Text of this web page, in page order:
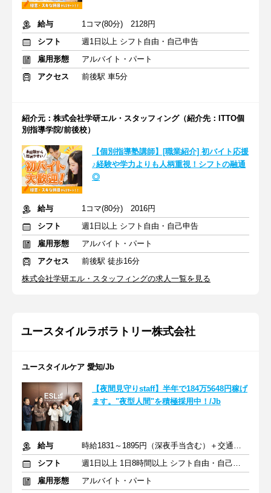
給与
1コマ(80分) 2128円
シフト
週1日以上 シフト自由・自己申告
雇用形態
アルバイト・パート
アクセス
前後駅 車5分
紹介元：株式会社学研エル・スタッフィング（紹介先：ITTO個
別指導学院/前後校）
【個別指導塾講師】[職業紹介] 初バイト応援
♪経験や学力よりも人柄重視！シフトの融通
◎
給与
1コマ(80分) 2016円
シフト
週1日以上 シフト自由・自己申告
雇用形態
アルバイト・パート
アクセス
前後駅 徒歩16分
株式会社学研エル・スタッフィングの求人一覧を見る
ユースタイルラボラトリー株式会社
ユースタイルケア 愛知/Jb
【夜間見守りstaff】半年で184万5648円稼げ
ます。"夜型人間"を積極採用中！/Jb
給与
時給1831～1895円（深夜手当含む）＋交通費支給
シフト
週1日以上 1日8時間以上 シフト自由・自己申告
雇用形態
アルバイト・パート